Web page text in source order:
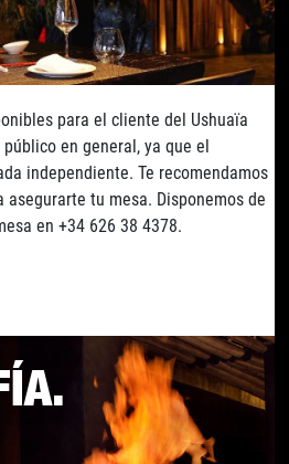
para el cliente del Ushuaïa
en general, ya que el
independiente. Te recomendamos
tu mesa. Disponemos de
en +34 626 38 4378.